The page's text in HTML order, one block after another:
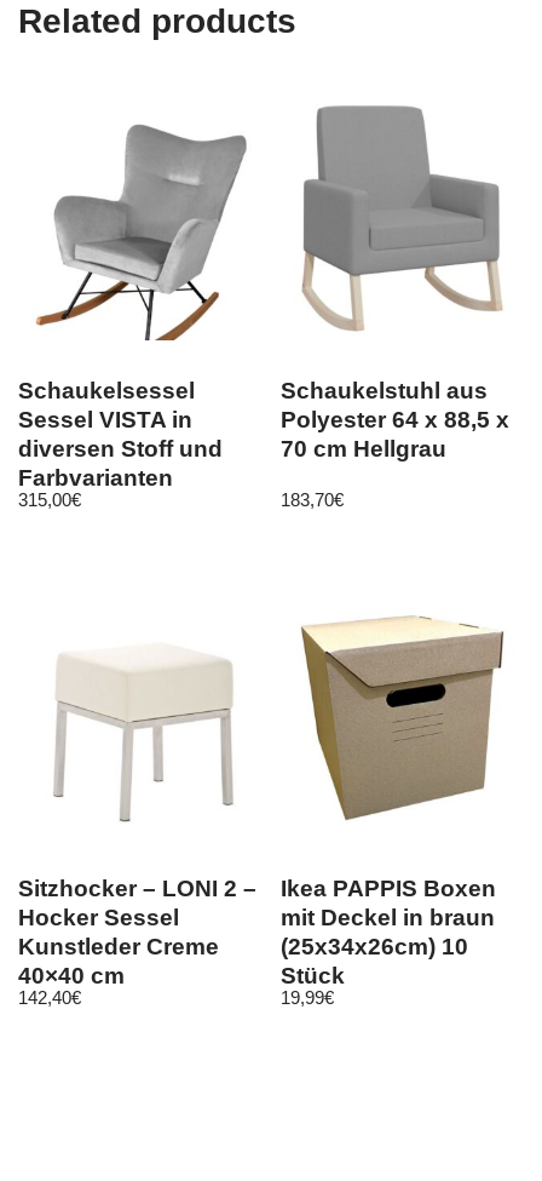
Related products
Schaukelsessel
Sessel VISTA in
diversen Stoff und
Farbvarianten
315,00€
Schaukelstuhl aus
Polyester 64 x 88,5 x
70 cm Hellgrau
183,70€
Sitzhocker – LONI 2 –
Hocker Sessel
Kunstleder Creme
40×40 cm
142,40€
Ikea PAPPIS Boxen
mit Deckel in braun
(25x34x26cm) 10
Stück
19,99€